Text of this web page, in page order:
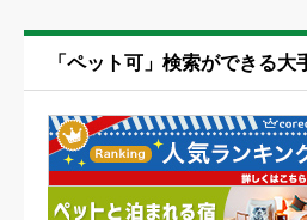
「ペット可」検索ができる大